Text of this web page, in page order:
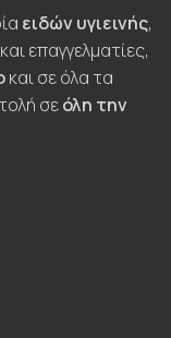
ειδών υγιεινής,
επαγγελματίες,
και σε όλα τα
σεόλη την